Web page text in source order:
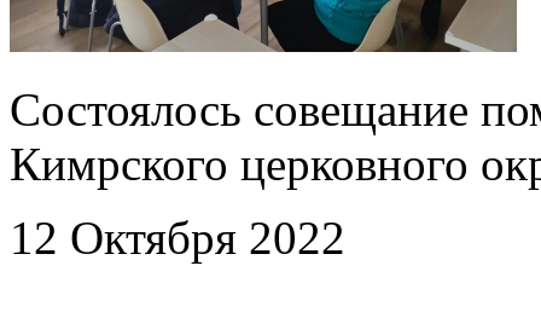
Состоялось совещание
Кимрского церковного
12 Октября 2022